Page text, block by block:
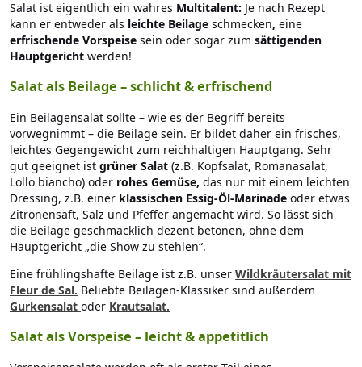
Salat ist eigentlich ein wahres Multitalent: Je nach Rezept
kann er entweder als leichte Beilage schmecken, eine
erfrischende Vorspeise sein oder sogar zum sättigenden
Hauptgericht werden!
Salat als Beilage – schlicht & erfrischend
Ein Beilagensalat sollte – wie es der Begriff bereits
vorwegnimmt – die Beilage sein. Er bildet daher ein frisches,
leichtes Gegengewicht zum reichhaltigen Hauptgang. Sehr
gut geeignet ist grüner Salat (z.B. Kopfsalat, Romanasalat,
Lollo biancho) oder rohes Gemüse, das nur mit einem leichten
Dressing, z.B. einer klassischen Essig-Öl-Marinade oder etwas
Zitronensaft, Salz und Pfeffer angemacht wird. So lässt sich
die Beilage geschmacklich dezent betonen, ohne dem
Hauptgericht „die Show zu stehlen“.
Eine frühlingshafte Beilage ist z.B. unser Wildkräutersalat mit
Fleur de Sal. Beliebte Beilagen-Klassiker sind außerdem
Gurkensalat oder Krautsalat.
Salat als Vorspeise – leicht & appetitlich